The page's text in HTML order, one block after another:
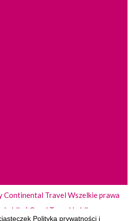
Travel Wszelkie prawa
| Coral Travel Lublin
Polityka prywatnościi